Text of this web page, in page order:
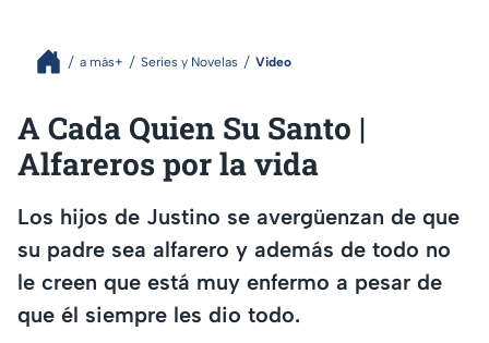
a más+ Series y Novelas Video
A Cada Quien Su Santo |
Alfareros por la vida
Los hijos de Justino se avergüenzan de que
su padre sea alfarero y además de todo no
le creen que está muy enfermo a pesar de
que él siempre les dio todo.